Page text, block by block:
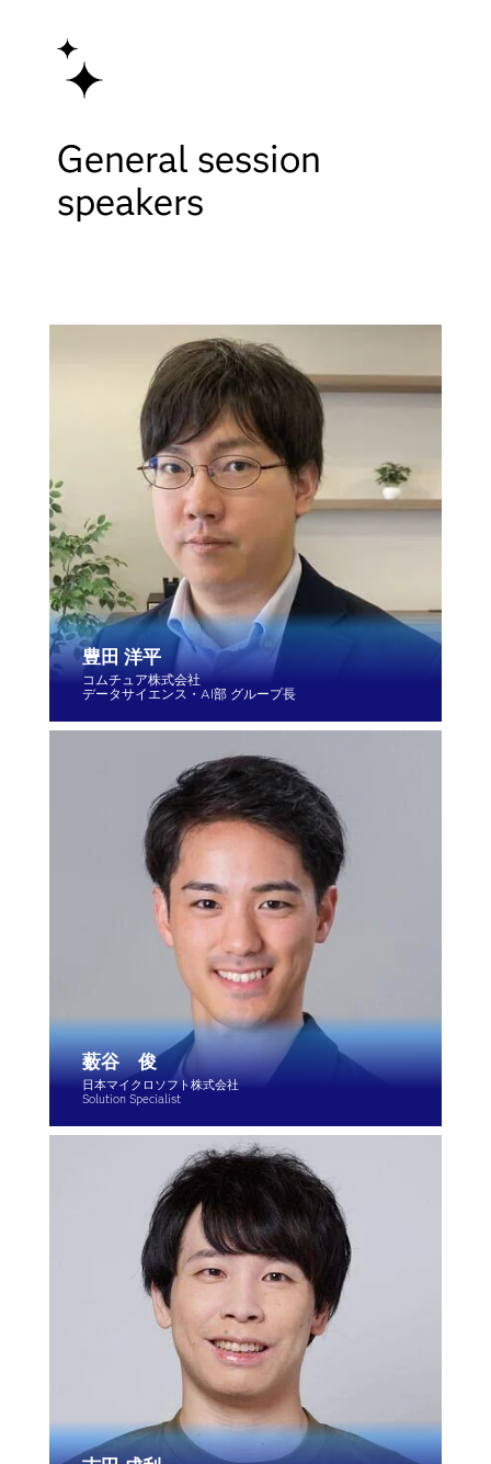
General session
speakers
豊田 洋平
コムチュア株式会社
データサイエンス・AI部 グループ長
薮谷 俊
日本マイクロソフト株式会社
Solution Specialist